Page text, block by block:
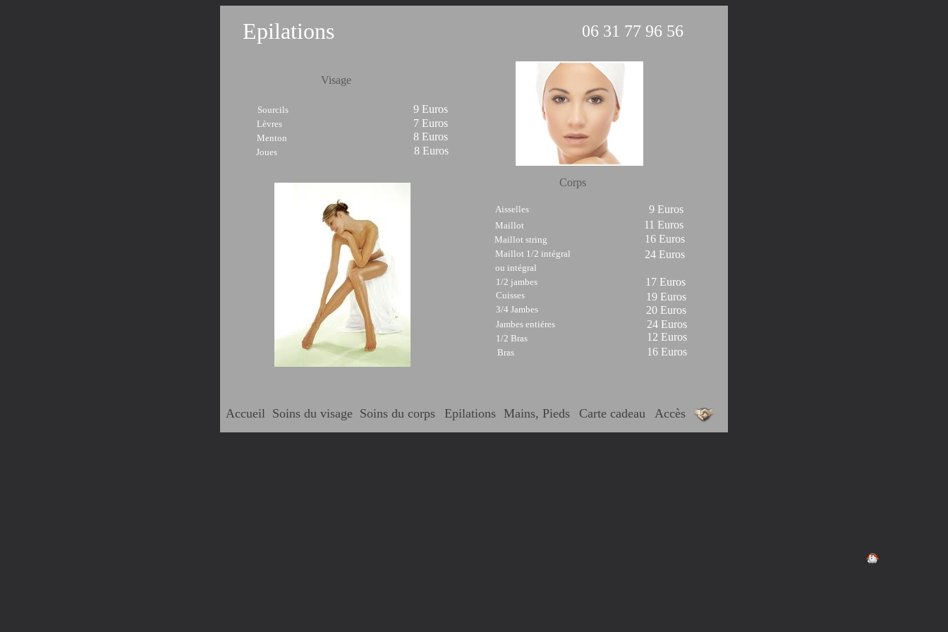
Epilations 06 31 77 96 56
Visage
Sourcils 9 Euros
Lèvres
7 Euros
8 Euros
Menton
8 Euros
Joues
Corps
Aisselles 9 Euros
Maillot 11 Euros
Maillot string 16 Euros
Maillot 1/2 intégral 24 Euros
ou intégral
1/2 jambes
17 Euros
Cuisses 19 Euros
3/4 Jambes 20 Euros
Jambes entiéres
24 Euros
12 Euros
1/2 Bras
Bras
16 Euros
Accueil Soins du visage Soins du corps Epilations Mains, Pieds Carte cadeau Accès